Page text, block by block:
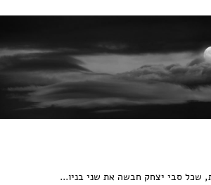
שכל סבי יצחק חבשה את שני בניו...